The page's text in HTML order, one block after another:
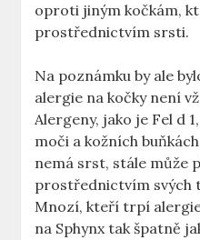
oproti jiným kočkám,
prostřednictvím srsti.
Na poznámku by ale
alergie na kočky není
Alergeny, jako je Fel d
moči a kožních
nemá srst, stále může
prostřednictvím svých
Mnozí, kteří trpí
na Sphynx tak špatně